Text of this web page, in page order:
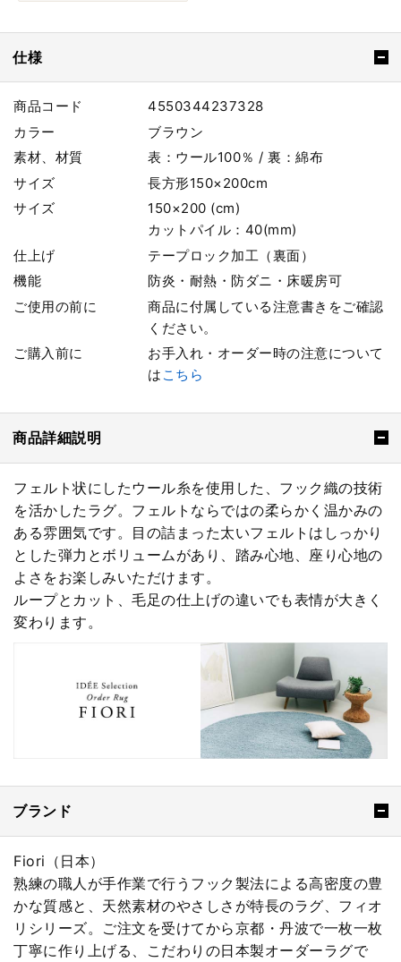
仕様
商品コード
4550344237328
カラー
ブラウン
素材、材質
表：ウール100％ / 裏：綿布
サイズ
長方形150×200cm
サイズ
150×200 (cm)
カットパイル：40(mm)
仕上げ
テープロック加工（裏面）
機能
防炎・耐熱・防ダニ・床暖房可
ご使用の前に
商品に付属している注意書きをご確認
ください。
ご購入前に
お手入れ・オーダー時の注意について
は こちら
商品詳細説明
フェルト状にしたウール糸を使用した、フック織の技術
を活かしたラグ。フェルトならではの柔らかく温かみの
ある雰囲気です。目の詰まった太いフェルトはしっかり
とした弾力とボリュームがあり、踏み心地、座り心地の
よさをお楽しみいただけます。
ループとカット、毛足の仕上げの違いでも表情が大きく
変わります。
ブランド
Fiori（日本）
熟練の職人が手作業で行うフック製法による高密度の豊
かな質感と、天然素材のやさしさが特長のラグ、フィオ
リシリーズ。ご注文を受けてから京都・丹波で一枚一枚
丁寧に作り上げる、こだわりの日本製オーダーラグで